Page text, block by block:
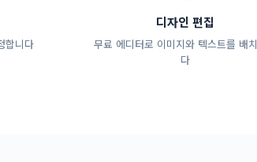
합니다
디자인 편집
무료 에디터로 이미지와 텍스트를 배
다